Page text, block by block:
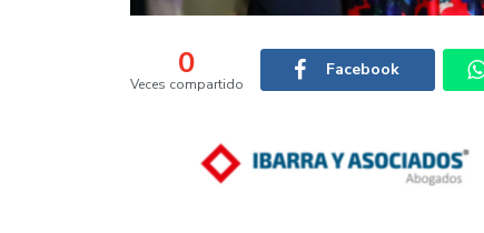
0
Veces compartido
Facebook